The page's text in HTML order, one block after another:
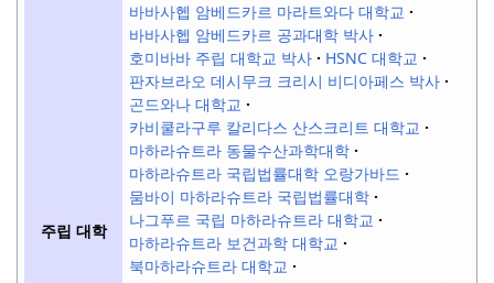
주립 대학
바바사헵 암베드카르 마라트와다 대학교
바바사헵 암베드카르 공과대학 박사
호미바바 주립 대학교 박사
HSNC 대학교
판자브라오 데시무크 크리시 비디아페스 박사
곤드와나 대학교
카비쿨라구루 칼리다스 산스크리트 대학교
마하라슈트라 동물수산과학대학
마하라슈트라 국립법률대학 오랑가바드
뭄바이 마하라슈트라 국립법률대학
나그푸르 국립 마하라슈트라 대학교
마하라슈트라 보건과학 대학교
북마하라슈트라 대학교